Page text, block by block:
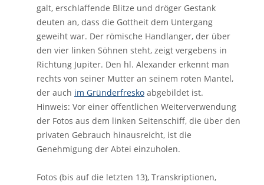
galt, erschlaffende Blitze und dröger Gestank
deuten an, dass die Gottheit dem Untergang
geweiht war. Der römische Handlanger, der über
den vier linken Söhnen steht, zeigt vergebens in
Richtung Jupiter. Den hl. Alexander erkennt man
rechts von seiner Mutter an seinem roten Mantel,
der auch im Gründerfresko abgebildet ist.
Hinweis: Vor einer öffentlichen Weiterverwendung
der Fotos aus dem linken Seitenschiff, die über den
privaten Gebrauch hinausreicht, ist die
Genehmigung der Abtei einzuholen.
Fotos (bis auf die letzten 13), Transkriptionen,